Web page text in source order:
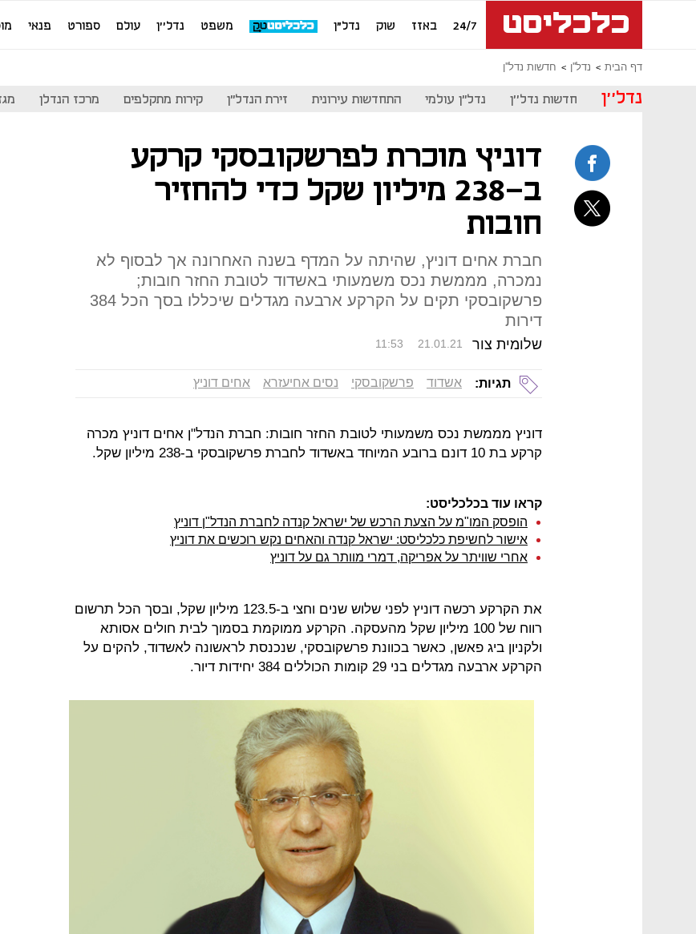
24/7 באזז שוק נדל"ן משפט נדל''ן עולם ספורט פנאי
דף הבית נדל''ן חדשות נדל''ן
נדל''ן חדשות נדל''ן נדל"ן עולמי התחדשות עירונית זירת הנדל"ן קירות מתקלפים מרכז הנדלן
דוניץ מוכרת לפרשקובסקי קרקע
ב-238 מיליון שקל כדי להחזיר
חובות
חברת אחים דוניץ, שהיתה על המדף בשנה האחרונה אך לבסוף לא
נמכרה, מממשת נכס משמעותי באשדוד לטובת החזר חובות;
פרשקובסקי תקים על הקרקע ארבעה מגדלים שיכללו בסך הכל 384
דירות
שלומית צור 11:53 21.01.21
תגיות: אשדוד פרשקובסקי נסים אחיעזרא אחים דוניץ
דוניץ מממשת נכס משמעותי לטובת החזר חובות: חברת הנדל"ן אחים דוניץ מכרה
קרקע בת 10 דונם ברובע המיוחד באשדוד לחברת פרשקובסקי ב-238 מיליון שקל.
קראו עוד בכלכליסט:
הופסק המו"מ על הצעת הרכש של ישראל קנדה לחברת הנדל"ן דוניץ
אישור לחשיפת כלכליסט: ישראל קנדה והאחים נקש רוכשים את דוניץ
אחרי שוויתר על אפריקה, דמרי מוותר גם על דוניץ
את הקרקע רכשה דוניץ לפני שלוש שנים וחצי ב-123.5 מיליון שקל, ובסך הכל תרשום
רווח של 100 מיליון שקל מהעסקה. הקרקע ממוקמת בסמוך לבית חולים אסותא
ולקניון ביג פאשן, כאשר בכוונת פרשקובסקי, שנכנסת לראשונה לאשדוד, להקים על
הקרקע ארבעה מגדלים בני 29 קומות הכוללים 384 יחידות דיור.